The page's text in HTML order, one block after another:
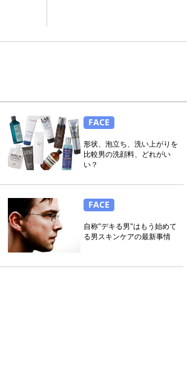
FACE
形状、泡立ち、洗い上がりを
比較男の洗顔料、どれがい
い？
FACE
自称"デキる男"はもう始めて
る男スキンケアの最新事情